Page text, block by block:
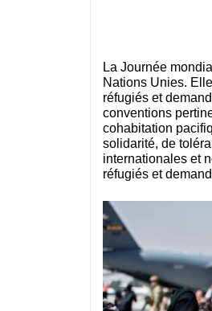
La Journée
Nations Unies.
réfugiés et
conventions
cohabitation
solidarité, de
internationales et
réfugiés et